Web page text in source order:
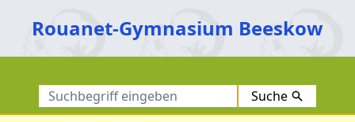
Rouanet-Gymnasium Beeskow
Suche